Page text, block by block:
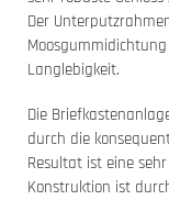
Der
Langlebigkeit.
Die
durch die
Resultat ist eine
Konstruktion ist